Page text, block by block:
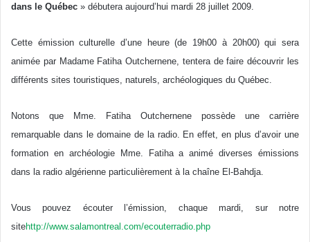
dans le Québec » débutera aujourd’hui mardi 28 juillet 2009.
Cette émission culturelle d’une heure (de 19h00 à 20h00) qui sera
animée par Madame Fatiha Outchernene, tentera de faire découvrir les
différents sites touristiques, naturels, archéologiques du Québec.
Notons que Mme. Fatiha Outchernene possède une carrière
remarquable dans le domaine de la radio. En effet, en plus d’avoir une
formation en archéologie Mme. Fatiha a animé diverses émissions
dans la radio algérienne particulièrement à la chaîne El-Bahdja.
Vous pouvez écouter l’émission, chaque mardi, sur notre
sitehttp://www.salamontreal.com/ecouterradio.php